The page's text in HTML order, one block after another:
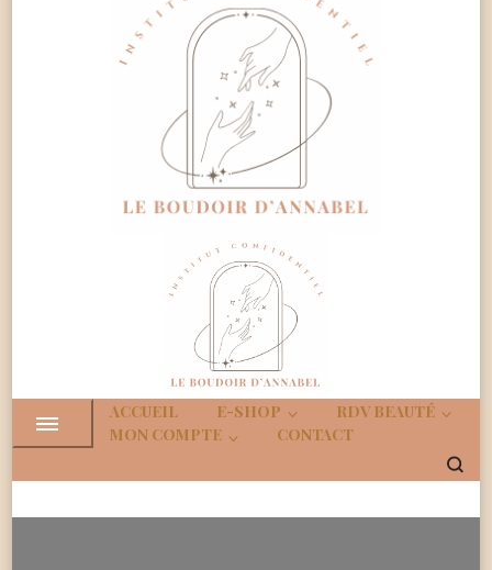
Le
Boudoir
Institut Confidenciel
ACCUEIL E-SHOP
RDV BEAUTÉ
MON COMPTE
CONTACT